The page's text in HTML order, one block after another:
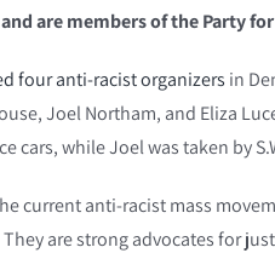
are members of the Party
four anti-racist organizers in
Joel Northam, and Eliza
cars, while Joel was taken by
current anti-racist mass
are strong advocates for